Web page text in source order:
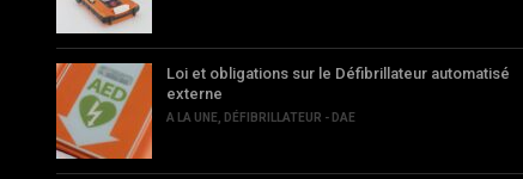
Loi et obligations sur le Défibrillateur automatisé
externe
A LA UNE DÉFIBRILLATEUR - DAE